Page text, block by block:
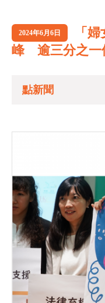
2024年6月6日
「
峰 逾三分之一
點新聞